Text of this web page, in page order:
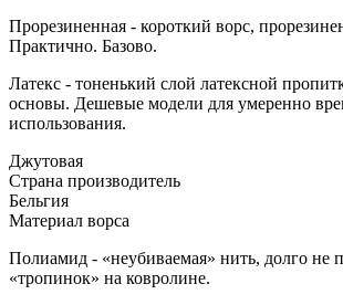
Прорезиненная - короткий ворс,
Практично. Базово.
Латекс - тоненький слой латексной
основы. Дешевые модели для умеренно
использования.
Джутовая
Страна производитель
Бельгия
Материал ворса
Полиамид - «неубиваемая» нить, долго не
«тропинок» на ковролине.